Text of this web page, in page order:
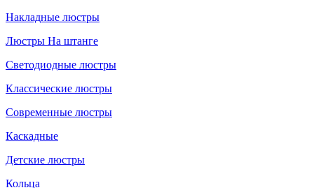
Накладные люстры
Люстры На штанге
Светодиодные люстры
Классические люстры
Современные люстры
Каскадные
Детские люстры
Кольца